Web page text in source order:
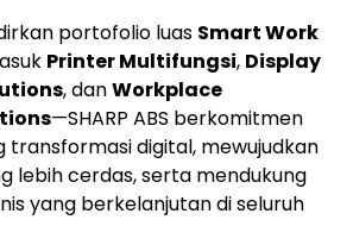
portofolio luas Smart Work
Printer Multifungsi, Display
, danWorkplace
—SHARP ABS berkomitmen
transformasi digital, mewujudkan
lebih cerdas, serta mendukung
yang berkelanjutan di seluruh